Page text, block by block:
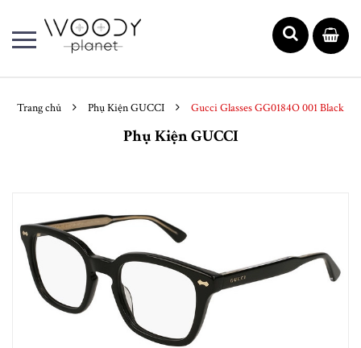
Trang chủ Phụ Kiện GUCCI Gucci Glasses GG0184O 001 Black
Phụ Kiện GUCCI